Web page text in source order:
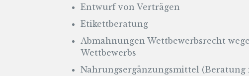
Entwurf von Verträgen
Etikettberatung
Abmahnungen Wettbewerbsrecht
Wettbewerbs
Nahrungsergänzungsmittel (Beratung